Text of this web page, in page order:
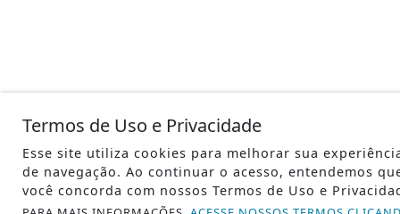
Termos de Uso e Privacidade
Esse site utiliza cookies para melhorar sua
de navegação. Ao continuar o acesso, entendemos
você concorda com nossos Termos de Uso e